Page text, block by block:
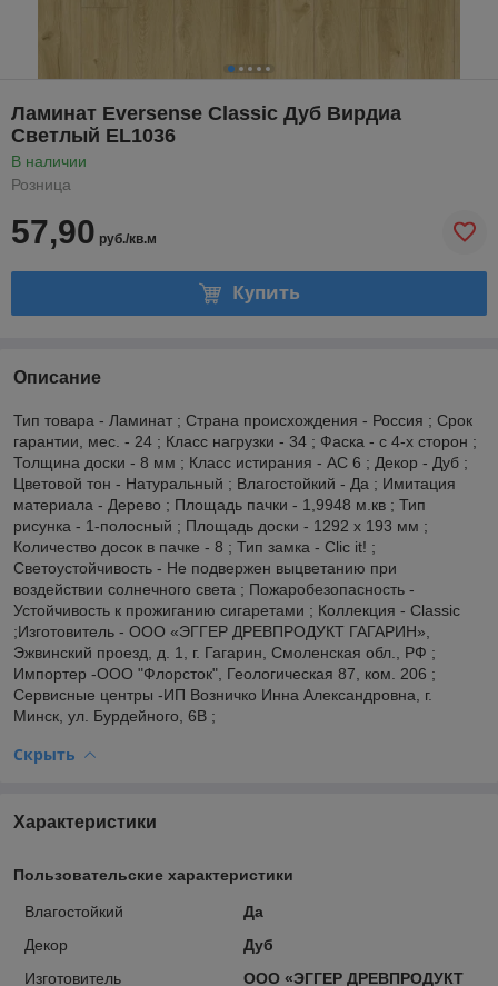
Ламинат Eversense Classic Дуб Вирдиа
Светлый EL1036
В наличии
Розница
57,90 руб./кв.м
Купить
Описание
Тип товара - Ламинат ; Страна происхождения - Россия ; Срок
гарантии, мес. - 24 ; Класс нагрузки - 34 ; Фаска - с 4-х сторон ;
Толщина доски - 8 мм ; Класс истирания - AC 6 ; Декор - Дуб ;
Цветовой тон - Натуральный ; Влагостойкий - Да ; Имитация
материала - Дерево ; Площадь пачки - 1,9948 м.кв ; Тип
рисунка - 1-полосный ; Площадь доски - 1292 x 193 мм ;
Количество досок в пачке - 8 ; Тип замка - Clic it! ;
Светоустойчивость - Не подвержен выцветанию при
воздействии солнечного света ; Пожаробезопасность -
Устойчивость к прожиганию сигаретами ; Коллекция - Classic
;Изготовитель - ООО «ЭГГЕР ДРЕВПРОДУКТ ГАГАРИН»,
Эжвинский проезд, д. 1, г. Гагарин, Смоленская обл., РФ ;
Импортер -OOO "Флорсток", Геологическая 87, ком. 206 ;
Сервисные центры -ИП Возничко Инна Александровна, г.
Минск, ул. Бурдейного, 6В ;
Скрыть
Характеристики
Пользовательские характеристики
Влагостойкий
Да
Декор
Дуб
Изготовитель
ООО «ЭГГЕР ДРЕВПРОДУКТ